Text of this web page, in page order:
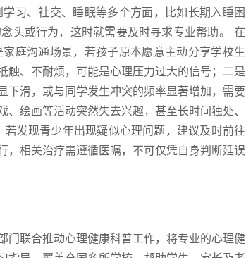
习、社交、睡眠等多个方面，比如长期入睡困
头或行为，这时就需要及时寻求专业帮助。 在
庭沟通场景，若孩子原本愿意主动分享学校生
触、不耐烦，可能是心理压力过大的信号；二是
下滑，或与同学发生冲突的频率显著增加，需要
绘画等活动突然失去兴趣，甚至长时间独处、
发现青少年出现疑似心理问题，建议及时前往
，相关治疗需遵循医嘱，不可仅凭自身判断延误
门联合推动心理健康科普工作，将专业的心理健